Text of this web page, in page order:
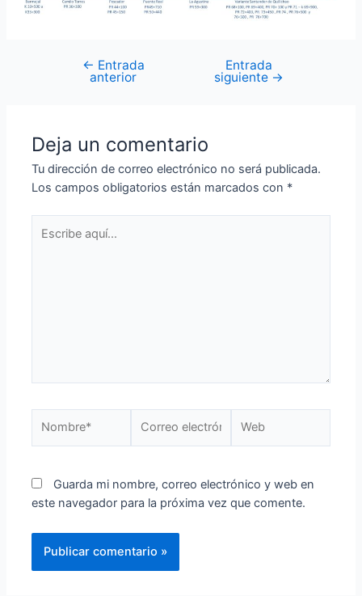
← Entrada
anterior
Entrada
siguiente →
Deja un comentario
Tu dirección de correo electrónico no será publicada.
Los campos obligatorios están marcados con *
Guarda mi nombre, correo electrónico y web en
este navegador para la próxima vez que comente.